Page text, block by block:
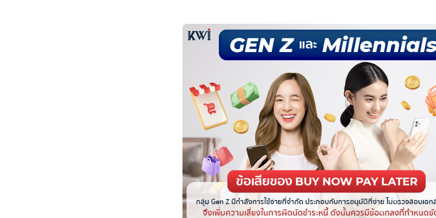
-บริการ BNPL : ไม่มีค่าธรรมเนียมให้บริการรายปี รวมถึงค่าธรรมเนียมในการซื้อของ
-บัตรเครดิต : มีค่าธรรมเนียมให้บริการรายปี และ ค่าธรรมเนียมในการซื้อของ ที่ต้องเสีย
-บริการ BNPL : ช่วยให้บริหารจัดการเงินได้ง่ายกว่า โดยมักจะมีจำนวนยอดชำระที่ชัด
-บัตรเครดิต : ยอดชำระอาจจะไม่ได้เท่ากันในแต่ละเดือน